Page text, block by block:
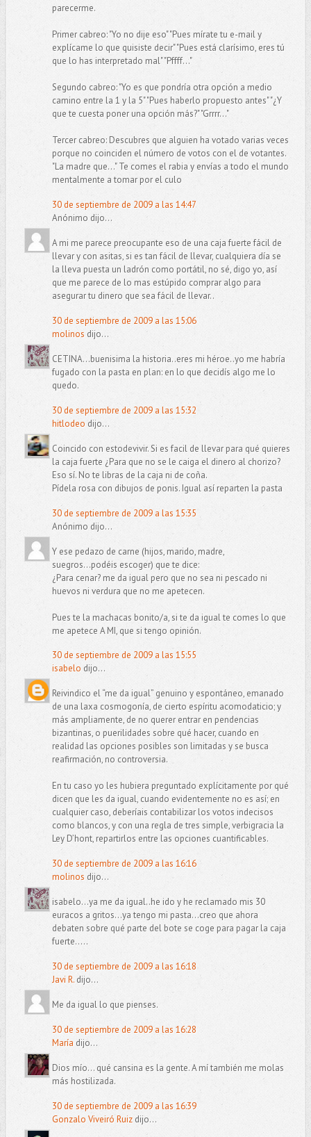
parecerme.
Primer cabreo: "Yo no dije eso" "Pues mírate tu e-mail y
explícame lo que quisiste decir" "Pues está clarísimo, eres tú
que lo has interpretado mal" "Pffff..."
Segundo cabreo: "Yo es que pondría otra opción a medio
camino entre la 1 y la 5" "Pues haberlo propuesto antes" "¿Y
que te cuesta poner una opción más?" "Grrrr..."
Tercer cabreo: Descubres que alguien ha votado varias veces
porque no coinciden el número de votos con el de votantes.
"La madre que..." Te comes el rabia y envías a todo el mundo
mentalmente a tomar por el culo
30 de septiembre de 2009 a las 14:47
Anónimo dijo...
A mi me parece preocupante eso de una caja fuerte fácil de
llevar y con asitas, si es tan fácil de llevar, cualquiera día se
la lleva puesta un ladrón como portátil, no sé, digo yo, así
que me parece de lo mas estúpido comprar algo para
asegurar tu dinero que sea fácil de llevar..
30 de septiembre de 2009 a las 15:06
molinos dijo...
CETINA...buenisima la historia..eres mi héroe..yo me habría
fugado con la pasta en plan: en lo que decidís algo me lo
quedo.
30 de septiembre de 2009 a las 15:32
hitlodeo dijo...
Coincido con estodevivir. Si es facil de llevar para qué quieres
la caja fuerte ¿Para que no se le caiga el dinero al chorizo?
Eso sí. No te libras de la caja ni de coña.
Pídela rosa con dibujos de ponis. Igual así reparten la pasta
30 de septiembre de 2009 a las 15:35
Anónimo dijo...
Y ese pedazo de carne (hijos, marido, madre,
suegros...podéis escoger) que te dice:
¿Para cenar? me da igual pero que no sea ni pescado ni
huevos ni verdura que no me apetecen.
Pues te la machacas bonito/a, si te da igual te comes lo que
me apetece A MI, que si tengo opinión.
30 de septiembre de 2009 a las 15:55
isabelo dijo...
Reivindico el “me da igual” genuino y espontáneo, emanado
de una laxa cosmogonía, de cierto espíritu acomodaticio; y
más ampliamente, de no querer entrar en pendencias
bizantinas, o puerilidades sobre qué hacer, cuando en
realidad las opciones posibles son limitadas y se busca
reafirmación, no controversia.
En tu caso yo les hubiera preguntado explícitamente por qué
dicen que les da igual, cuando evidentemente no es así; en
cualquier caso, deberíais contabilizar los votos indecisos
como blancos, y con una regla de tres simple, verbigracia la
Ley D’hont, repartirlos entre las opciones cuantificables.
30 de septiembre de 2009 a las 16:16
molinos dijo...
isabelo...ya me da igual..he ido y he reclamado mis 30
euracos a gritos...ya tengo mi pasta...creo que ahora
debaten sobre qué parte del bote se coge para pagar la caja
fuerte.....
30 de septiembre de 2009 a las 16:18
Javi R.dijo...
Me da igual lo que pienses.
30 de septiembre de 2009 a las 16:28
María dijo...
Dios mío... qué cansina es la gente. A mí también me molas
más hostilizada.
30 de septiembre de 2009 a las 16:39
Gonzalo Viveiró Ruizdijo...